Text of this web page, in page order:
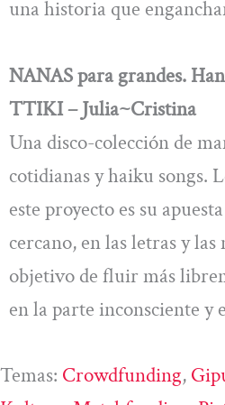
una historia que
NANAS para grandes.
TTIKI – Julia~Cristina
Una disco-colección de
cotidianas y haiku songs.
este proyecto es su
cercano, en las letras y las
objetivo de fluir más
en la parte inconsciente y
Temas: Crowdfunding,